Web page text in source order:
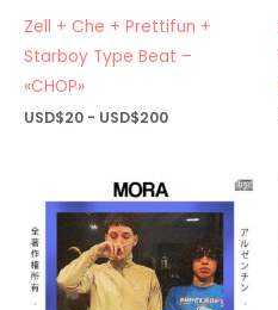
Zell + Che + Prettifun +
Starboy Type Beat –
«CHOP»
USD$20 - USD$200Rango
USD$20
hasta
USD$200